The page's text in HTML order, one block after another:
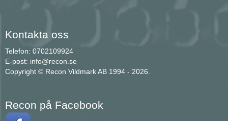
Kontakta oss
Telefon: 0702109924
E-post: info@recon.se
Copyright © Recon Vildmark AB 1994 - 2026.
Recon på Facebook